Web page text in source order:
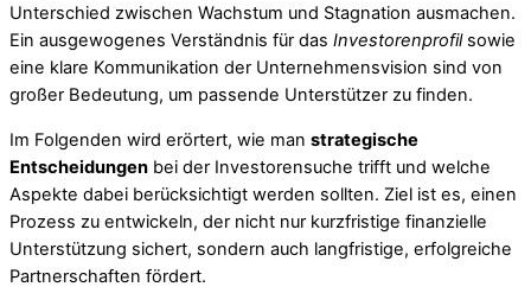
Unterschied zwischen Wachstum und Stagnation ausmachen.
Ein ausgewogenes Verständnis für das Investorenprofilsowie
eine klare Kommunikation der Unternehmensvision sind von
großer Bedeutung, um passende Unterstützer zu finden.
Im Folgenden wird erörtert, wie man strategische
Entscheidungen bei der Investorensuche trifft und welche
Aspekte dabei berücksichtigt werden sollten. Ziel ist es, einen
Prozess zu entwickeln, der nicht nur kurzfristige finanzielle
Unterstützung sichert, sondern auch langfristige, erfolgreiche
Partnerschaften fördert.